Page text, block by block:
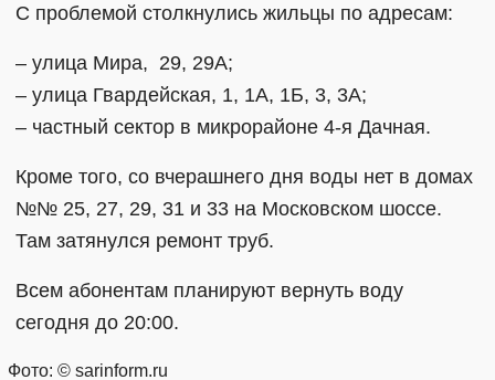
С проблемой столкнулись жильцы по адресам:
– улица Мира, 29, 29А;
– улица Гвардейская, 1, 1А, 1Б, 3, 3А;
– частный сектор в микрорайоне 4-я Дачная.
Кроме того, со вчерашнего дня воды нет в домах
№№ 25, 27, 29, 31 и 33 на Московском шоссе.
Там затянулся ремонт труб.
Всем абонентам планируют вернуть воду
сегодня до 20:00.
Фото: © sarinform.ru